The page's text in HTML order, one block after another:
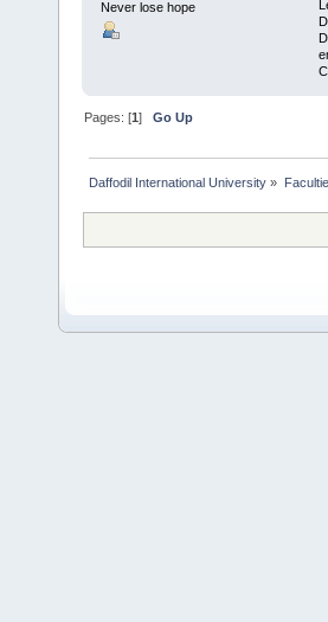
Never lose hope
Pages: [1]Go Up
Daffodil International University »